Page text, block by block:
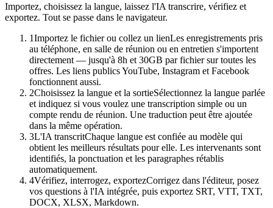
Transcription
Locuteurs séparés · ponctuation restaurée
Importez, choisissez la langue, laissez l'IA transcrire, vérifiez et
exportez. Tout se passe dans le navigateur.
1Importez le fichier ou collez un lienLes enregistrements pris
au téléphone, en salle de réunion ou en entretien s'importent
directement — jusqu'à 8h et 30GB par fichier sur toutes les
offres. Les liens publics YouTube, Instagram et Facebook
fonctionnent aussi.
2Choisissez la langue et la sortieSélectionnez la langue parlée
et indiquez si vous voulez une transcription simple ou un
compte rendu de réunion. Une traduction peut être ajoutée
dans la même opération.
3L'IA transcritChaque langue est confiée au modèle qui
obtient les meilleurs résultats pour elle. Les intervenants sont
identifiés, la ponctuation et les paragraphes rétablis
automatiquement.
4Vérifiez, interrogez, exportezCorrigez dans l'éditeur, posez
vos questions à l'IA intégrée, puis exportez SRT, VTT, TXT,
DOCX, XLSX, Markdown.